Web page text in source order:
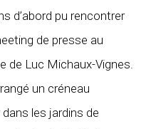
d’abord pu rencontrer
de presse au
de Luc Michaux-Vignes.
un créneau
dans les jardins de